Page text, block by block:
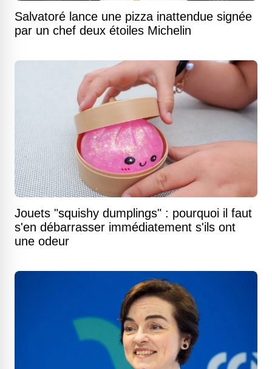
Salvatoré lance une pizza inattendue signée
par un chef deux étoiles Michelin
Jouets "squishy dumplings" : pourquoi il faut
s'en débarrasser immédiatement s'ils ont
une odeur